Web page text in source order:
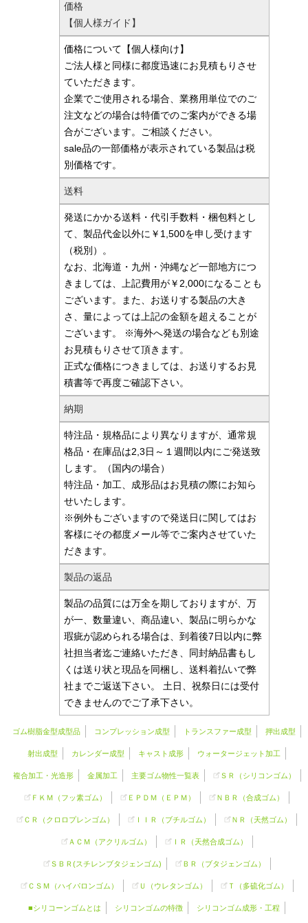
価格
【個人様ガイド】
価格について【個人様向け】
ご法人様と同様に都度迅速にお見積もりさせ
ていただきます。
企業でご使用される場合、業務用単位でのご
注文などの場合は特価でのご案内ができる場
合がございます。ご相談ください。
sale品の一部価格が表示されている製品は税
別価格です。
送料
発送にかかる送料・代引手数料・梱包料とし
て、製品代金以外に￥1,500を申し受けます
（税別）。
なお、北海道・九州・沖縄など一部地方につ
きましては、上記費用が￥2,000になることも
ございます。また、お送りする製品の大き
さ、量によっては上記の金額を超えることが
ございます。 ※海外へ発送の場合なども別途
お見積もりさせて頂きます。
正式な価格につきましては、お送りするお見
積書等で再度ご確認下さい。
納期
特注品・規格品により異なりますが、通常規
格品・在庫品は2,3日～１週間以内にご発送致
します。（国内の場合）
特注品・加工、成形品はお見積の際にお知ら
せいたします。
※例外もございますので発送日に関してはお
客様にその都度メール等でご案内させていた
だきます。
製品の返品
製品の品質には万全を期しておりますが、万
が一、数量違い、商品違い、製品に明らかな
瑕疵が認められる場合は、到着後7日以内に弊
社担当者迄ご連絡いただき、同封納品書もし
くは送り状と現品を同梱し、送料着払いで弊
社までご返送下さい。 土日、祝祭日には受付
できませんのでご了承下さい。
ゴム樹脂金型成型品 コンプレッション成型 トランスファー成型 押出成型
射出成型 カレンダー成型 キャスト成形 ウォータージェット加工
複合加工・光造形 金属加工 主要ゴム物性一覧表 ＳＲ（ シリコンゴム ）
ＦＫＭ（フッ素ゴム） ＥＰＤＭ（ＥＰＭ） ＮＢＲ（合成ゴム）
ＣＲ（クロロプレンゴム） ＩＩＲ（ブチルゴム） ＮＲ（天然ゴム）
ＡＣＭ（アクリルゴム） ＩＲ（天然合成ゴム）
ＳＢＲ(スチレンブタジェンゴム) ＢＲ（ブタジェンゴム）
ＣＳＭ（ハイパロンゴム） Ｕ（ウレタンゴム） Ｔ（多硫化ゴム）
■シリコーンゴムとは シリコンゴムの特徴 シリコンゴム成形・工程